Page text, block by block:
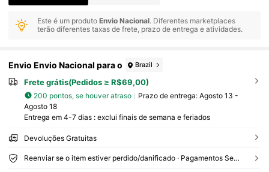
Este é um produtoEnvio Nacional. Diferentes marketplaces
terão diferentes taxas de frete, prazo de entrega e atividades.
Envio Envio Nacional para o Brazil
Frete grátis(Pedidos ≥ R$69,00)
200 pontos, se houver atraso Prazo de entrega: Agosto 13 -
Agosto 18
Entrega em 4-7 dias : exclui finais de semana e feriados
Devoluções Gratuitas
Reenviar se o item estiver perdido/danificado · Pagamentos Seguros · Proteção de privacidade